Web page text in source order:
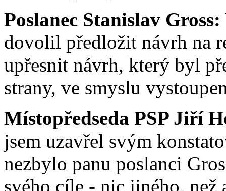
Poslanec Stanislav Gross:
dovolil předložit návrh na
upřesnit návrh, který byl
strany, ve smyslu
Místopředseda PSP Jiří
jsem uzavřel svým
nezbylo panu poslanci
svého cíle - nic jiného, než